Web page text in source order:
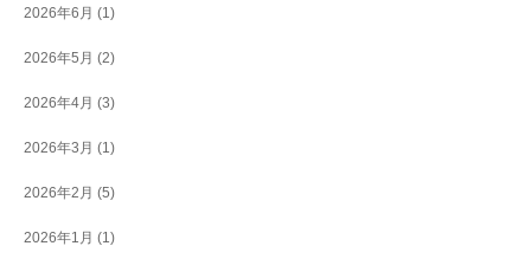
2026年6月 (1)
2026年5月 (2)
2026年4月 (3)
2026年3月 (1)
2026年2月 (5)
2026年1月 (1)